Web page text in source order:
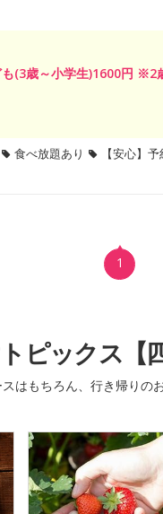
(3歳～小学生)1600円 ※2
食べ放題あり 【安心】
1
ピックス【
はもちろん、行き帰りの